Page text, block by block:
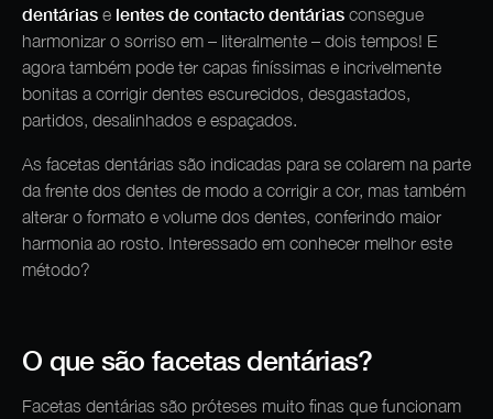
dentárias e lentes de contacto dentárias consegue
harmonizar o sorriso em – literalmente – dois tempos! E
agora também pode ter capas finíssimas e incrivelmente
bonitas a corrigir dentes escurecidos, desgastados,
partidos, desalinhados e espaçados.
As facetas dentárias são indicadas para se colarem na parte
da frente dos dentes de modo a corrigir a cor, mas também
alterar o formato e volume dos dentes, conferindo maior
harmonia ao rosto. Interessado em conhecer melhor este
método?
O que são facetas dentárias?
Facetas dentárias são próteses muito finas que funcionam